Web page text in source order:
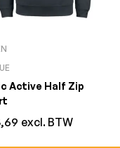
Active Half Zip
excl. BTW